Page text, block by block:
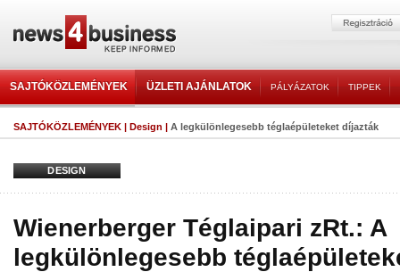
SAJTÓKÖZLEMÉNYEK ÜZLETI AJÁNLATOK PÁLYÁZATOK TIPPEK
SAJTÓKÖZLEMÉNYEK | Design | A legkülönlegesebb téglaépületeket díjazták
DESIGN
Wienerberger Téglaipari zRt.: A
legkülönlegesebb